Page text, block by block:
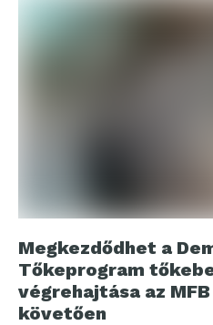
Megkezdődhet a
Tőkeprogram
végrehajtása az
követően